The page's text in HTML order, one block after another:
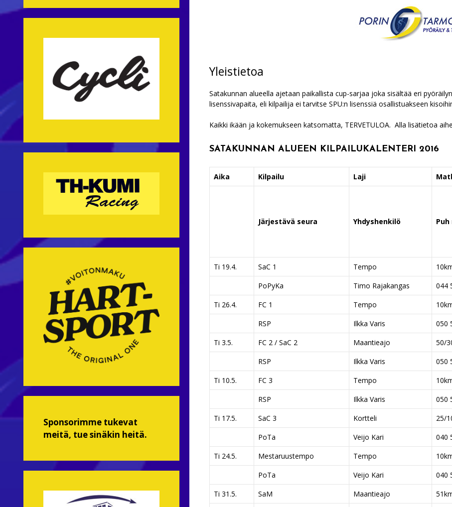
Yleistietoa
Satakunnan alueella ajetaan paikallista cup-sarjaa joka sisältää eri
lisenssivapaita, eli kilpailija ei tarvitse SPU:n lisenssiä osallistuakseen
Kaikki ikään ja kokemukseen katsomatta, TERVETULOA. Alla lisätietoa
SATAKUNNAN ALUEEN KILPAILUKALENTERI 2016
Aika Kilpailu Laji
Järjestävä seura Yhdyshenkilö Puh
Ti 19.4. SaC 1 Tempo
PoPyKa
Timo Rajakangas 044
Ti 26.4.
FC 1 Tempo
RSP
Ilkka Varis 050
Ti 3.5.
FC 2 / SaC 2 Maantieajo 50/
RSP
Ilkka Varis 050
Ti 10.5.
FC 3 Tempo
RSP
Ilkka Varis 050
Ti 17.5.
SaC 3 Kortteli 25/
PoTa
Veijo Kari 040
Ti 24.5.
Mestaruustempo Tempo
PoTa
Veijo Kari 040
Ti 31.5.
SaM Maantieajo
Sponsorimme tukevat
meitä, tue sinäkin heitä.